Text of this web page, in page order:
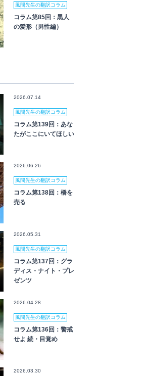
風間先生の翻訳コラム
コラム第85回：黒人
の髪形（男性編）
2026.07.14
風間先生の翻訳コラム
コラム第139回：あな
たがここにいてほしい
2026.06.26
風間先生の翻訳コラム
コラム第138回：橋を
売る
2026.05.31
風間先生の翻訳コラム
コラム第137回：グラ
ディス・ナイト・プレ
ゼンツ
2026.04.28
風間先生の翻訳コラム
コラム第136回：警戒
せよ 続・目覚め
2026.03.30